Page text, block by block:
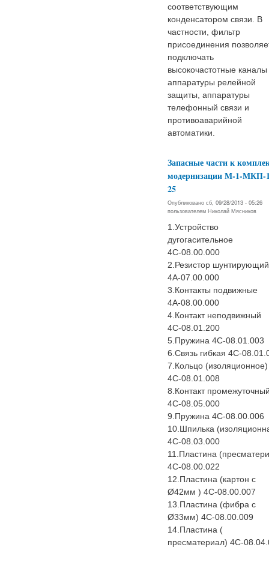
соответствующим
конденсатором связи. В
частности, фильтр
присоединения
подключать
высокочастотные каналы
аппаратуры релейной
защиты, аппаратуры
телефонный связи и
противоаварийной
автоматики.
Запасные части к
модернизации М-1-МКП-
25
Опубликовано сб, 09/28/2013 - 05:26
пользователем Николай Мясников
1.Устройство
дугогасительное
4С-08.00.000
2.Резистор шунтирующий
4А-07.00.000
3.Контакты подвижные
4А-08.00.000
4.Контакт неподвижный
4С-08.01.200
5.Пружина 4С-08.01.003
6.Связь гибкая 4С-
7.Кольцо (изоляционное)
4С-08.01.008
8.Контакт
4С-08.05.000
9.Пружина 4С-08.00.006
10.Шпилька
4С-08.03.000
11.Пластина
4С-08.00.022
12.Пластина (картон с
Ø42мм ) 4С-08.00.007
13.Пластина (фибра с
Ø33мм) 4С-08.00.009
14.Пластина (
пресматериал) 4С-